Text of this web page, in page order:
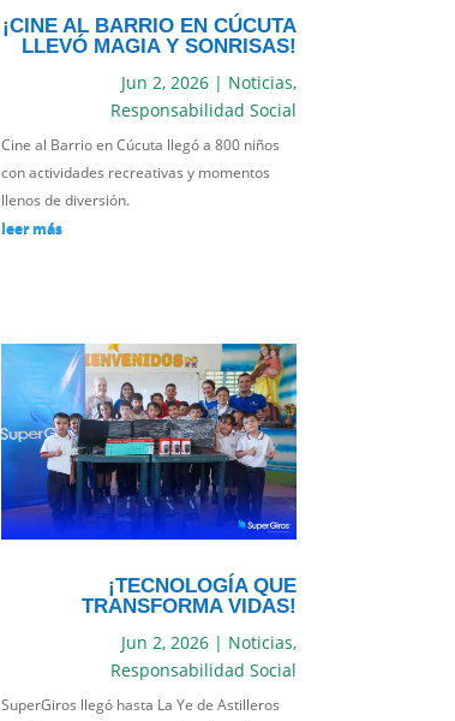
¡CINE AL BARRIO EN CÚCUTA
LLEVÓ MAGIA Y SONRISAS!
Jun 2, 2026| Noticias,
Responsabilidad Social
Cine al Barrio en Cúcuta llegó a 800 niños
con actividades recreativas y momentos
llenos de diversión.
leer más
¡TECNOLOGÍA QUE
TRANSFORMA VIDAS!
Jun 2, 2026| Noticias,
Responsabilidad Social
SuperGiros llegó hasta La Ye de Astilleros